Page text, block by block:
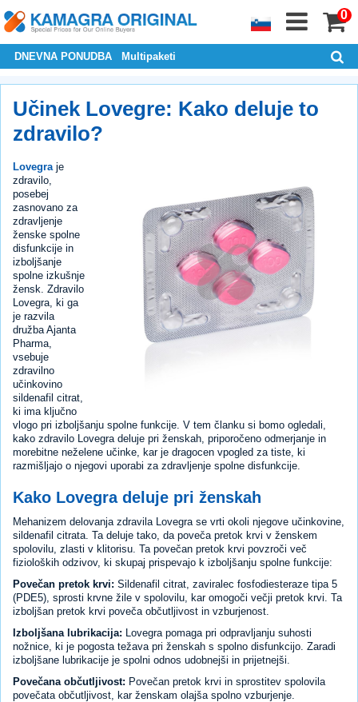
0
DNEVNA PONUDBA Multipaketi
Učinek Lovegre: Kako deluje to
zdravilo?
Lovegra je
zdravilo,
posebej
zasnovano za
zdravljenje
ženske spolne
disfunkcije in
izboljšanje
spolne izkušnje
žensk. Zdravilo
Lovegra, ki ga
je razvila
družba Ajanta
Pharma,
vsebuje
zdravilno
učinkovino
sildenafil citrat,
ki ima ključno
vlogo pri izboljšanju spolne funkcije. V tem članku si bomo ogledali,
kako zdravilo Lovegra deluje pri ženskah, priporočeno odmerjanje in
morebitne neželene učinke, kar je dragocen vpogled za tiste, ki
razmišljajo o njegovi uporabi za zdravljenje spolne disfunkcije.
Kako Lovegra deluje pri ženskah
Mehanizem delovanja zdravila Lovegra se vrti okoli njegove učinkovine,
sildenafil citrata. Ta deluje tako, da poveča pretok krvi v ženskem
spolovilu, zlasti v klitorisu. Ta povečan pretok krvi povzroči več
fizioloških odzivov, ki skupaj prispevajo k izboljšanju spolne funkcije:
Povečan pretok krvi: Sildenafil citrat, zaviralec fosfodiesteraze tipa 5
(PDE5), sprosti krvne žile v spolovilu, kar omogoči večji pretok krvi. Ta
izboljšan pretok krvi poveča občutljivost in vzburjenost.
Izboljšana lubrikacija: Lovegra pomaga pri odpravljanju suhosti
nožnice, ki je pogosta težava pri ženskah s spolno disfunkcijo. Zaradi
izboljšane lubrikacije je spolni odnos udobnejši in prijetnejši.
Povečana občutljivost: Povečan pretok krvi in sprostitev spolovila
povečata občutljivost, kar ženskam olajša spolno vzburjenje.